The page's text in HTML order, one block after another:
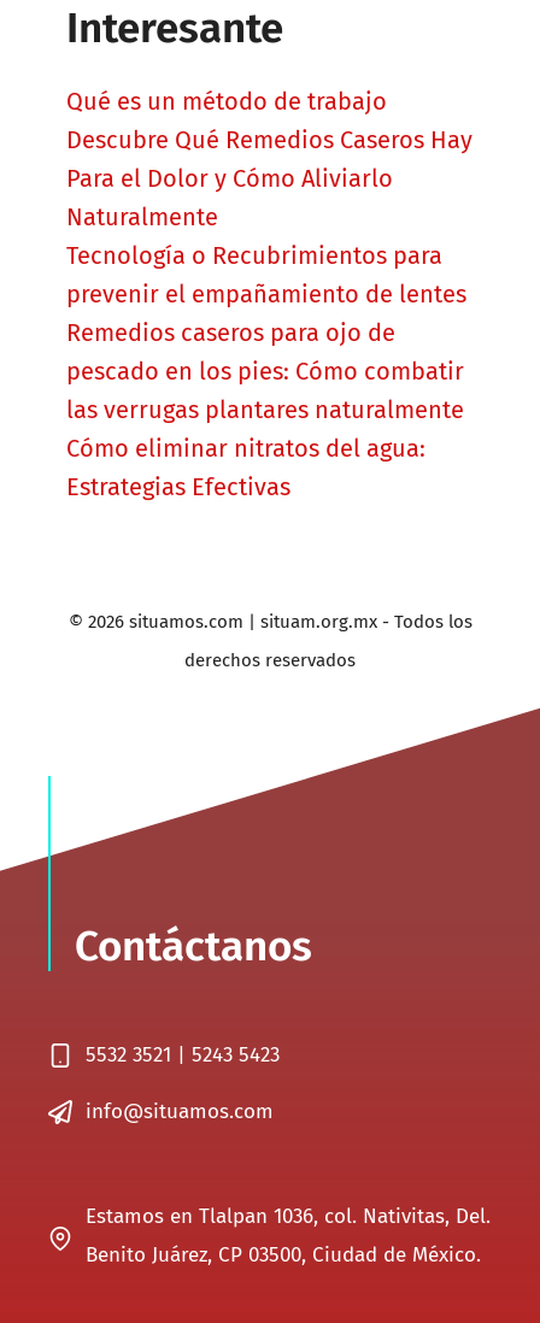
Interesante
Qué es un método de trabajo
Descubre Qué Remedios Caseros Hay
Para el Dolor y Cómo Aliviarlo
Naturalmente
Tecnología o Recubrimientos para
prevenir el empañamiento de lentes
Remedios caseros para ojo de
pescado en los pies: Cómo combatir
las verrugas plantares naturalmente
Cómo eliminar nitratos del agua:
Estrategias Efectivas
© 2026 situamos.com | situam.org.mx - Todos los
derechos reservados
Contáctanos
5532 3521 | 5243 5423
info@situamos.com
Estamos en Tlalpan 1036, col. Nativitas, Del.
Benito Juárez, CP 03500, Ciudad de México.